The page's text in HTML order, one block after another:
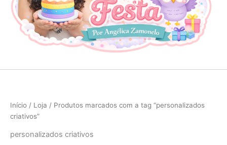
Início / Loja / Produtos marcados com a tag “personalizados
criativos”
personalizados criativos